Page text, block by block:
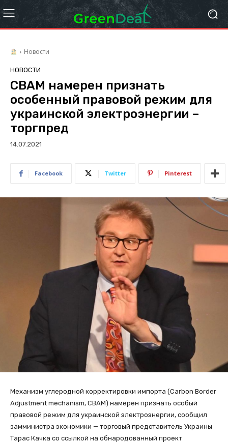
Новости
НОВОСТИ
СВАМ намерен признать
особенный правовой режим для
украинской электроэнергии –
торгпред
14.07.2021
Facebook Twitter Pinterest
Механизм углеродной корректировки импорта (Carbon Border
Adjustment mechanism, СВАМ) намерен признать особый
правовой режим для украинской электроэнергии, сообщил
замминистра экономики — торговый представитель Украины
Тарас Качка со ссылкой на обнародованный проект